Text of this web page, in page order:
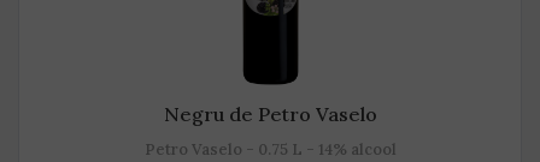
Negru de Petro Vaselo
Petro Vaselo - 0.75 L - 14% alcool